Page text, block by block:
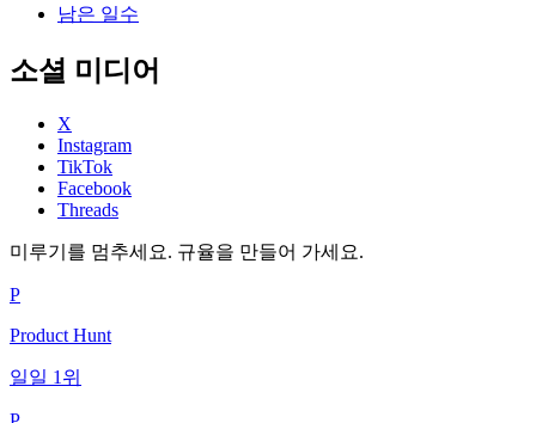
남은 일수
소셜 미디어
X
Instagram
TikTok
Facebook
Threads
미루기를 멈추세요. 규율을 만들어 가세요.
P
Product Hunt
일일 1위